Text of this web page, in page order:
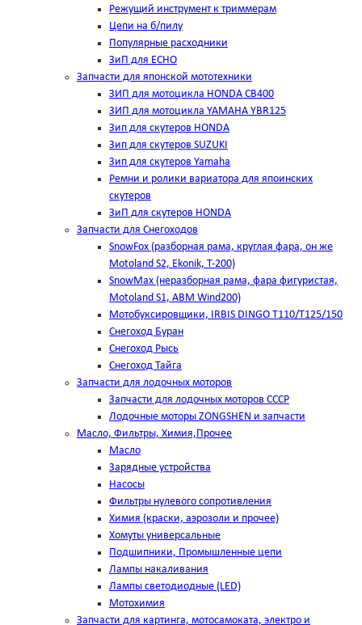
Режущий инструмент к триммерам
Цепи на б/пилу
Популярные расходники
ЗиП для ЕСНО
Запчасти для японской мототехники
ЗИП для мотоцикла HONDA CB400
ЗИП для мотоцикла YAMAHA YBR125
Зип для скутеров HONDA
Зип для скутеров SUZUKI
Зип для скутеров Yamaha
Ремни и ролики вариатора для япоинских
скутеров
ЗиП для скутеров HONDA
Запчасти для Снегоходов
SnowFox (разборная рама, круглая фара, он же
Motoland S2, Ekonik, T-200)
SnowMax (неразборная рама, фара фигуристая,
Motoland S1, ABM Wind200)
Мотобуксировщики, IRBIS DINGO Т110/Т125/150
Снегоход Буран
Снегоход Рысь
Снегоход Тайга
Запчасти для лодочных моторов
Запчасти для лодочных моторов СССР
Лодочные моторы ZONGSHEN и запчасти
Масло, Фильтры, Химия,Прочее
Масло
Зарядные устройства
Насосы
Фильтры нулевого сопротивления
Химия (краски, аэрозоли и прочее)
Хомуты универсальные
Подшипники, Промышленные цепи
Лампы накаливания
Лампы светодиодные (LED)
Мотохимия
Запчасти для картинга, мотосамоката, электро и